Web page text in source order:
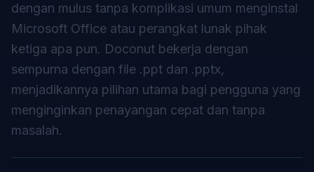
dengan mulus tanpa komplikasi umum menginstal
Microsoft Office atau perangkat lunak pihak
ketiga apa pun. Doconut bekerja dengan
sempurna dengan file .ppt dan .pptx,
menjadikannya pilihan utama bagi pengguna yang
menginginkan penayangan cepat dan tanpa
masalah.